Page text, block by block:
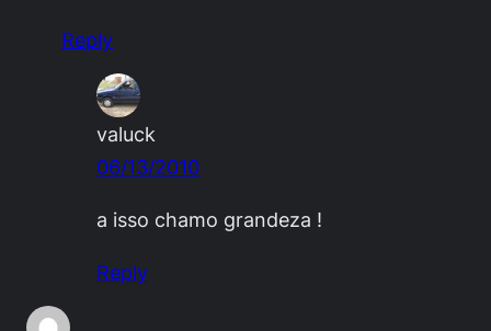
Reply
valuck
06/13/2010
a isso chamo grandeza !
Reply